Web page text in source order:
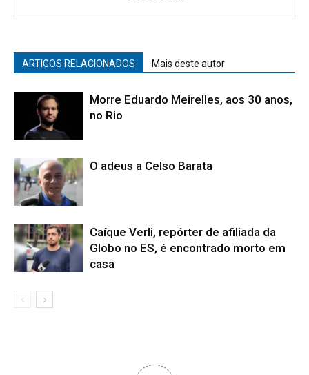
ARTIGOS RELACIONADOS Mais deste autor
Morre Eduardo Meirelles, aos 30 anos,
no Rio
O adeus a Celso Barata
Caíque Verli, repórter de afiliada da
Globo no ES, é encontrado morto em
casa